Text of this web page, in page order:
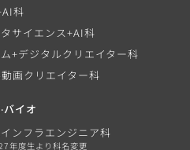
科
サイエンス+AI科
+デジタルクリエイター科
画クリエイター科
バイオ
ンフラエンジニア科
年度生より科名変更